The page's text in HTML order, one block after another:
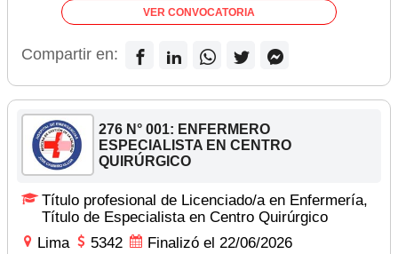
VER CONVOCATORIA
Compartir en:
276 N° 001: ENFERMERO
ESPECIALISTA EN CENTRO
QUIRÚRGICO
Título profesional de Licenciado/a en Enfermería,
Título de Especialista en Centro Quirúrgico
Lima
5342 Finalizó el 22/06/2026